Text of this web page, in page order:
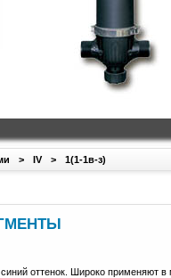
> IV > 1(1-1в-з)
оттенок. Широко применяют